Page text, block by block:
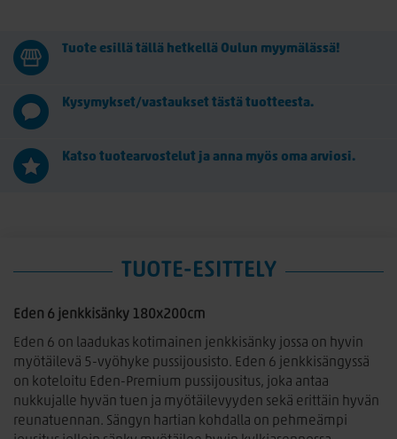
Tuote esillä tällä hetkellä Oulun myymälässä!
Kysymykset/vastaukset tästä tuotteesta.
Katso tuotearvostelut ja anna myös oma arviosi.
TUOTE-ESITTELY
Eden 6 jenkkisänky 180x200cm
Eden 6 on laadukas kotimainen jenkkisänky jossa on hyvin
myötäilevä 5-vyöhyke pussijousisto. Eden 6 jenkkisängyssä
on koteloitu Eden-Premium pussijousitus, joka antaa
nukkujalle hyvän tuen ja myötäilevyyden sekä erittäin hyvän
reunatuennan. Sängyn hartian kohdalla on pehmeämpi